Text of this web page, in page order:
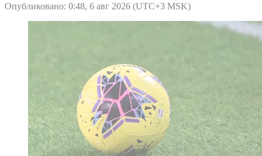
Опубликовано: 0:48, 6 авг 2026 (UTC+3 MSK)